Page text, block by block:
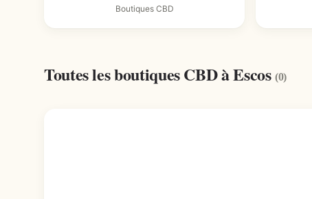
Boutiques CBD
Toutes les boutiques CBD à Escos(0)